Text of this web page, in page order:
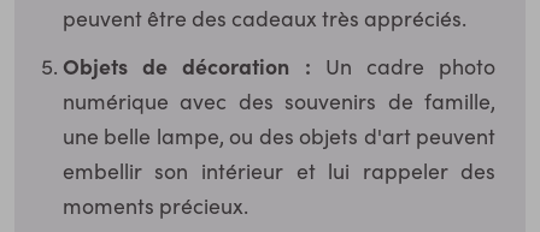
peuvent être des cadeaux très appréciés.
Objets de décoration : Un cadre photo
numérique avec des souvenirs de famille,
une belle lampe, ou des objets d'art peuvent
embellir son intérieur et lui rappeler des
moments précieux.